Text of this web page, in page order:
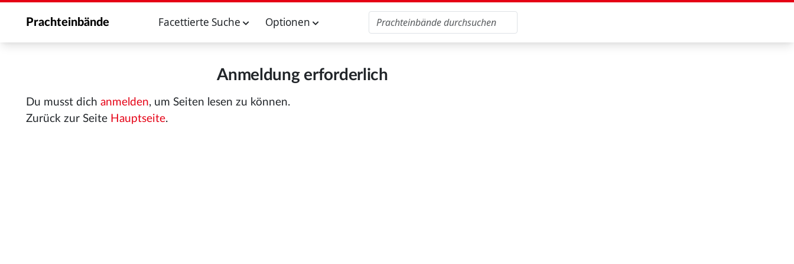
Prachteinbände Facettierte Suche Optionen
Anmeldung erforderlich
Du musst dich anmelden, um Seiten lesen zu können.
Zurück zur Seite Hauptseite.